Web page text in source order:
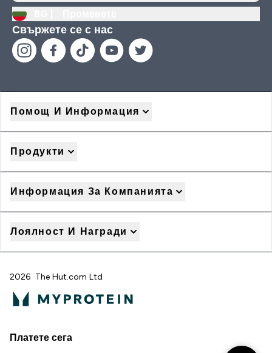
Свържете се с нас
Помощ И Информация
Продукти
Информация За Компанията
Лоялност И Награди
2026 The Hut.com Ltd
Платете сега